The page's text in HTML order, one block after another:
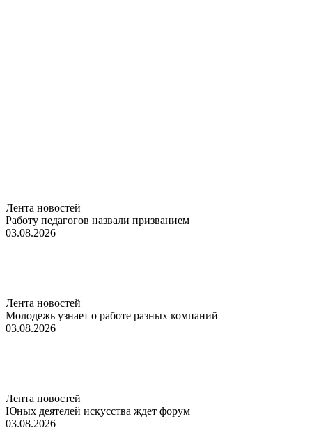
Лента новостей
Работу педагогов назвали призванием
03.08.2026
Лента новостей
Молодежь узнает о работе разных компаний
03.08.2026
Лента новостей
Юных деятелей искусства ждет форум
03.08.2026